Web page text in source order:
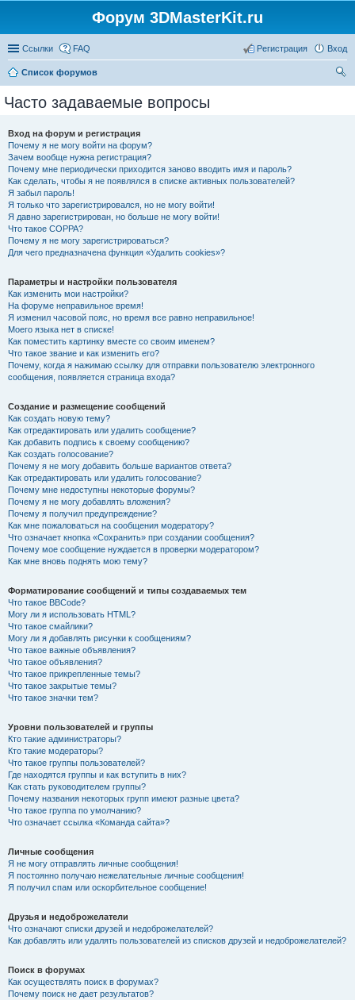
Форум 3DMasterKit.ru
Ссылки FAQ Вход
Регистрация
Список форумов
Часто задаваемые вопросы
Вход на форум и регистрация
Почему я не могу войти на форум?
Зачем вообще нужна регистрация?
Почему мне периодически приходится заново вводить имя и пароль?
Как сделать, чтобы я не появлялся в списке активных пользователей?
Я забыл пароль!
Я только что зарегистрировался, но не могу войти!
Я давно зарегистрирован, но больше не могу войти!
Что такое COPPA?
Почему я не могу зарегистрироваться?
Для чего предназначена функция «Удалить cookies»?
Параметры и настройки пользователя
Как изменить мои настройки?
На форуме неправильное время!
Я изменил часовой пояс, но время все равно неправильное!
Моего языка нет в списке!
Как поместить картинку вместе со своим именем?
Что такое звание и как изменить его?
Почему, когда я нажимаю ссылку для отправки пользователю электронного
сообщения, появляется страница входа?
Создание и размещение сообщений
Как создать новую тему?
Как отредактировать или удалить сообщение?
Как добавить подпись к своему сообщению?
Как создать голосование?
Почему я не могу добавить больше вариантов ответа?
Как отредактировать или удалить голосование?
Почему мне недоступны некоторые форумы?
Почему я не могу добавлять вложения?
Почему я получил предупреждение?
Как мне пожаловаться на сообщения модератору?
Что означает кнопка «Сохранить» при создании сообщения?
Почему мое сообщение нуждается в проверки модератором?
Как мне вновь поднять мою тему?
Форматирование сообщений и типы создаваемых тем
Что такое BBCode?
Могу ли я использовать HTML?
Что такое смайлики?
Могу ли я добавлять рисунки к сообщениям?
Что такое важные объявления?
Что такое объявления?
Что такое прикрепленные темы?
Что такое закрытые темы?
Что такое значки тем?
Уровни пользователей и группы
Кто такие администраторы?
Кто такие модераторы?
Что такое группы пользователей?
Где находятся группы и как вступить в них?
Как стать руководителем группы?
Почему названия некоторых групп имеют разные цвета?
Что такое группа по умолчанию?
Что означает ссылка «Команда сайта»?
Личные сообщения
Я не могу отправлять личные сообщения!
Я постоянно получаю нежелательные личные сообщения!
Я получил спам или оскорбительное сообщение!
Друзья и недоброжелатели
Что означают списки друзей и недоброжелателей?
Как добавлять или удалять пользователей из списков друзей и недоброжелателей?
Поиск в форумах
Как осуществлять поиск в форумах?
Почему поиск не дает результатов?